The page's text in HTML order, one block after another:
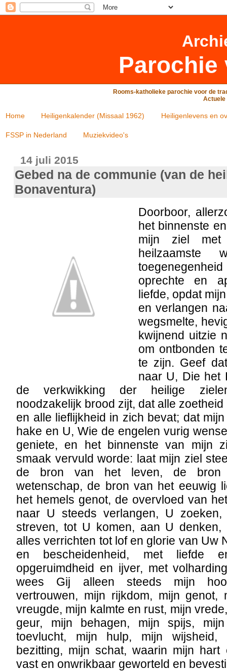
Parochie
Rooms-katholieke parochie voor de
Actuele
Home Heiligenkalender (Missaal 1962) Heiligenlevens en
FSSP in Nederland Muziekvideo's
14 juli 2015
Gebed na de communie (van de
Bonaventura)
Doorboor,
het binnenste
mijn ziel
heilzaamste
oprechte en
liefde, opdat
en verlangen
wegsmelte,
kwijnend uitzie
om ontbonden
te zijn. Geef
naar U, Die het
de verkwikking der heilige
noodzakelijk brood zijt, dat alle
en alle lieflijkheid in zich bevat; dat
hake en U, Wie de engelen vurig
geniete, en het binnenste van mijn
smaak vervuld worde: laat mijn ziel
de bron van het leven, de bron
wetenschap, de bron van het eeuwig
het hemels genot, de overvloed van
naar U steeds verlangen, U
streven, tot U komen, aan U
alles verrichten tot lof en glorie van Uw
en bescheidenheid, met liefde
opgeruimdheid en ijver, met
wees Gij alleen steeds mijn
vertrouwen, mijn rijkdom, mijn genot,
vreugde, mijn kalmte en rust, mijn
geur, mijn behagen, mijn spijs,
toevlucht, mijn hulp, mijn wijsheid,
bezitting, mijn schat, waarin mijn
vast en onwrikbaar geworteld en